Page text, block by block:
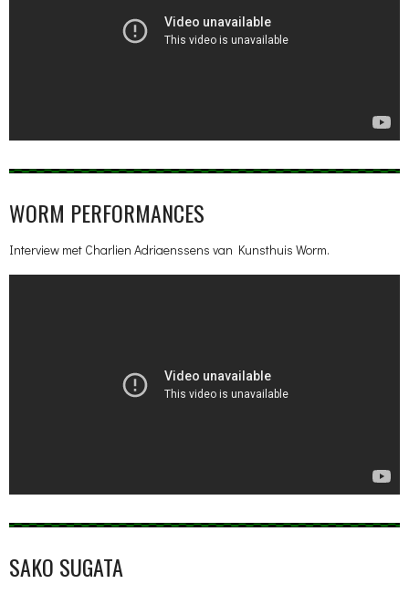
WORM PERFORMANCES
Interview met Charlien Adriaenssens van Kunsthuis Worm.
SAKO SUGATA